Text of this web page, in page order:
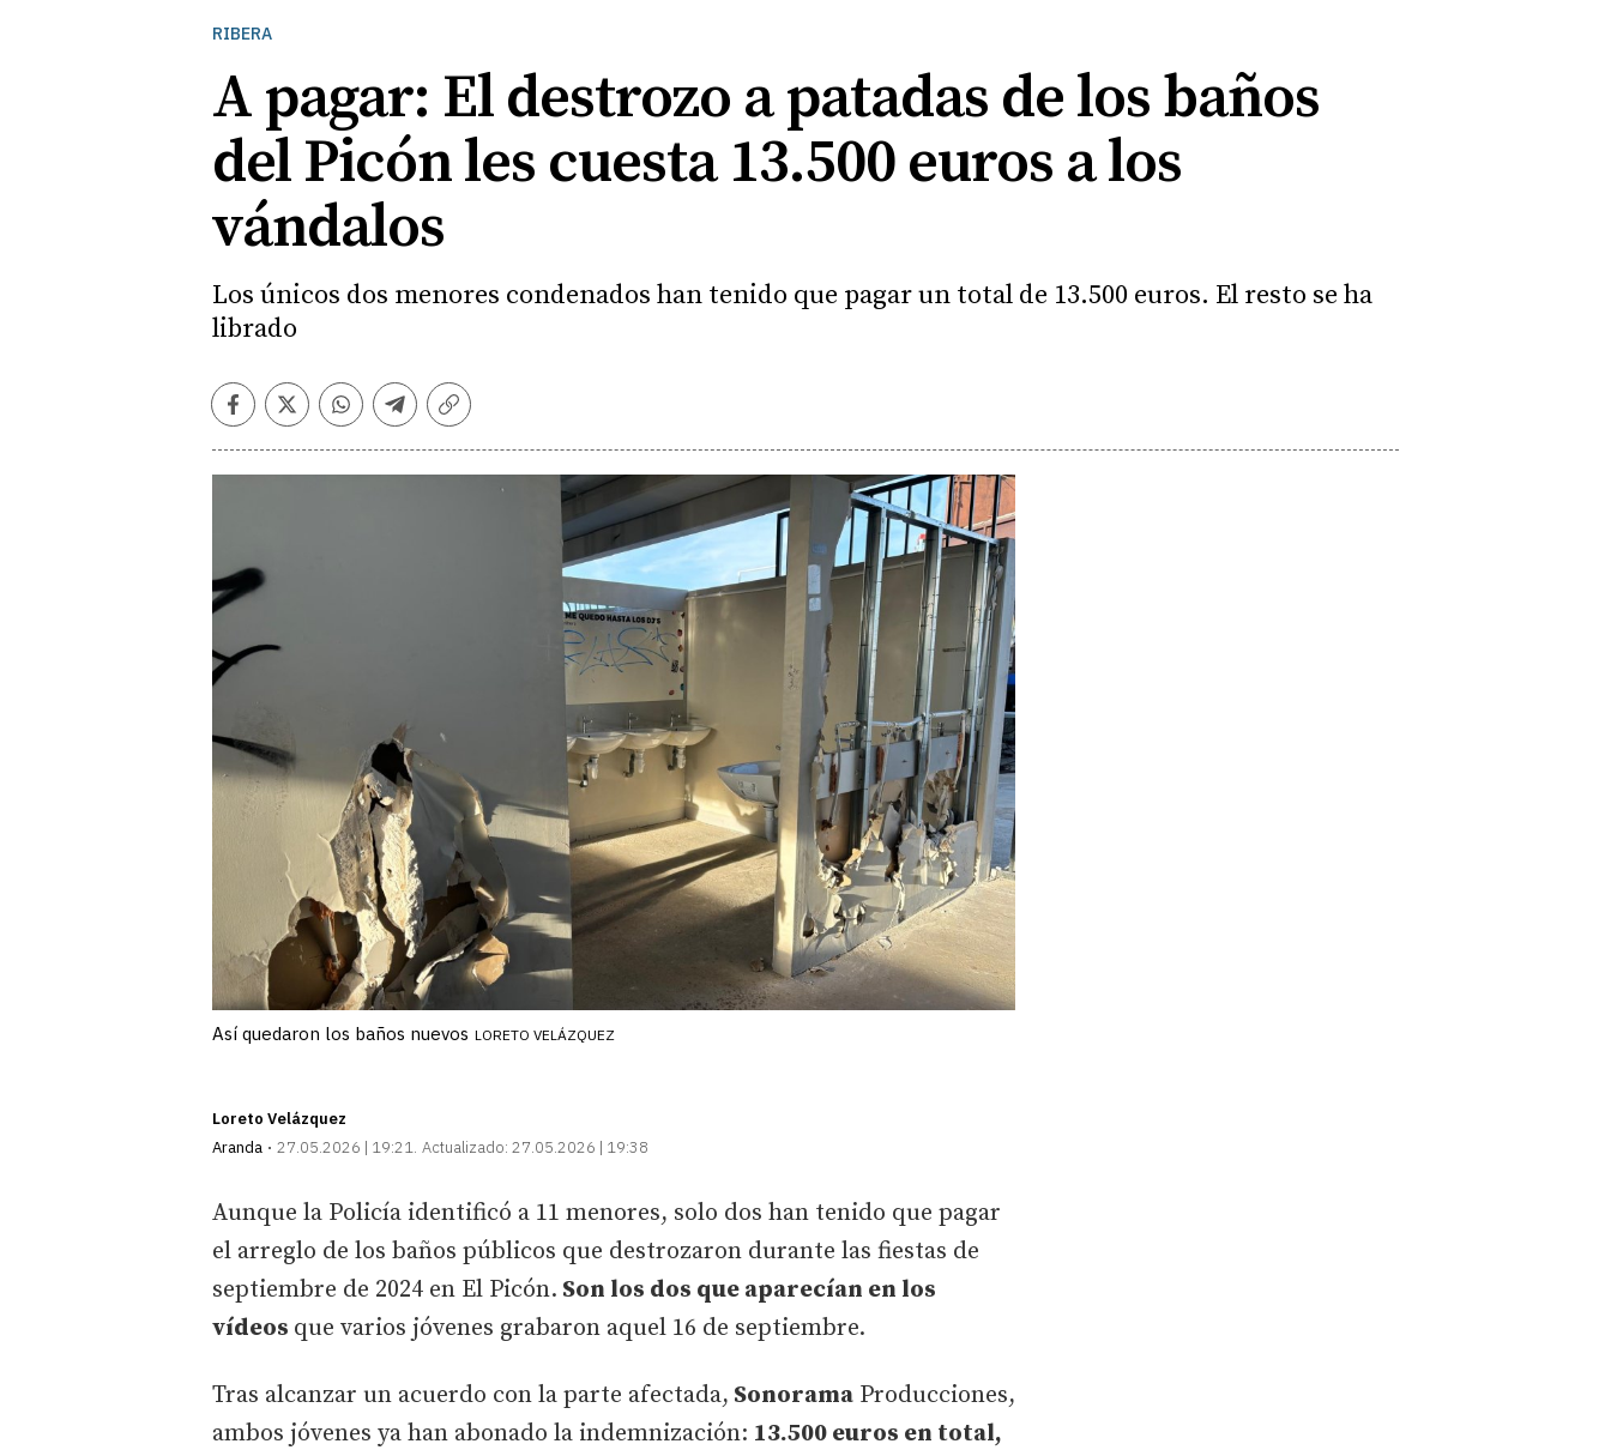
RIBERA
A pagar: El destrozo a patadas de los baños
del Picón les cuesta 13.500 euros a los
vándalos
Los únicos dos menores condenados han tenido que pagar un total de 13.500 euros. El resto se ha
librado
Facebook
TwitterWhatsapp
Telegram
Copiar
Así quedaron los baños nuevos LORETO VELÁZQUEZ
Loreto Velázquez
Aranda
27.05.2026 | 19:21 Actualizado: 27.05.2026 | 19:38
Aunque la Policía identificó a 11 menores, solo dos han tenido que pagar
el arreglo de los baños públicos que destrozaron durante las fiestas de
septiembre de 2024 en El Picón. Son los dos que aparecían en los
vídeos que varios jóvenes grabaron aquel 16 de septiembre.
Tras alcanzar un acuerdo con la parte afectada, Sonorama Producciones,
ambos jóvenes ya han abonado la indemnización: 13.500 euros en total,